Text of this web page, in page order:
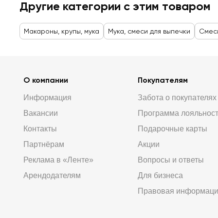
Другие категории с этим товаром
Макароны, крупы, мука Мука, смеси для выпечки
О компании
Информация
Вакансии
Контакты
Партнёрам
Реклама в «Ленте»
Арендодателям
Покупателям
Забота о покупателях
Программа
Подарочные карты
Акции
Вопросы и ответы
Для бизнеса
Правовая